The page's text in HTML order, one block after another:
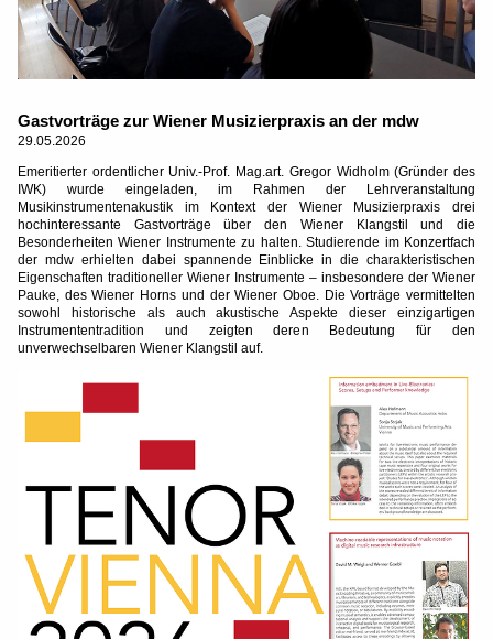
Gastvorträge zur Wiener Musizierpraxis an der mdw
29.05.2026
Emeritierter ordentlicher Univ.-Prof. Mag.art. Gregor Widholm (Gründer des
IWK) wurde eingeladen, im Rahmen der Lehrveranstaltung
Musikinstrumentenakustik im Kontext der Wiener Musizierpraxis drei
hochinteressante Gastvorträge über den Wiener Klangstil und die
Besonderheiten Wiener Instrumente zu halten. Studierende im Konzertfach
der mdw erhielten dabei spannende Einblicke in die charakteristischen
Eigenschaften traditioneller Wiener Instrumente – insbesondere der Wiener
Pauke, des Wiener Horns und der Wiener Oboe. Die Vorträge vermittelten
sowohl historische als auch akustische Aspekte dieser einzigartigen
Instrumententradition und zeigten deren Bedeutung für den
unverwechselbaren Wiener Klangstil auf.